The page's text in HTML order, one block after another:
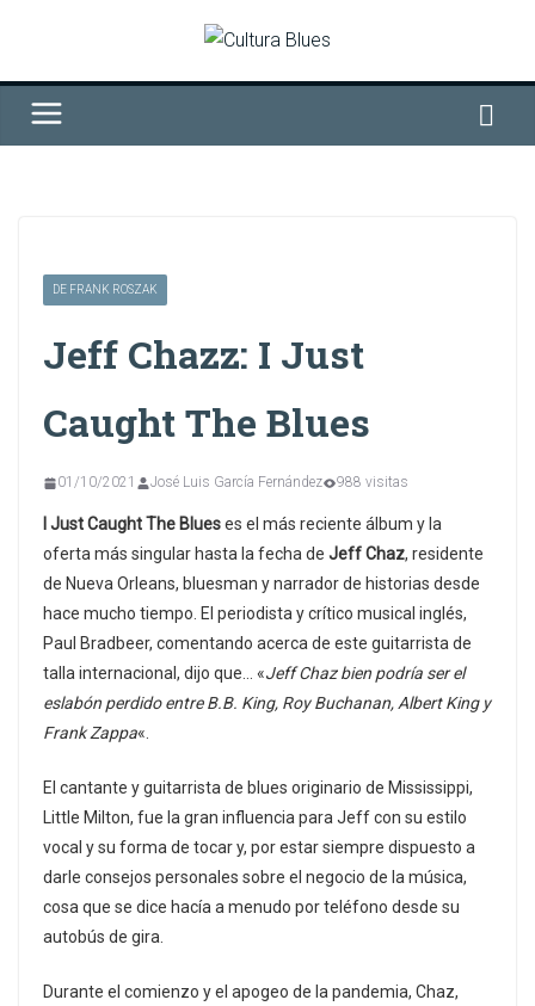
contenido
DE FRANK ROSZAK
Jeff Chazz: I Just
Caught The Blues
01/10/2021 José Luis García Fernández 988 visitas
I Just Caught The Blueses el más reciente álbum y la
oferta más singular hasta la fecha de Jeff Chaz, residente
de Nueva Orleans, bluesman y narrador de historias desde
hace mucho tiempo. El periodista y crítico musical inglés,
Paul Bradbeer, comentando acerca de este guitarrista de
talla internacional, dijo que… «Jeff Chaz bien podría ser el
eslabón perdido entre B.B. King, Roy Buchanan, Albert King y
Frank Zappa«.
El cantante y guitarrista de blues originario de Mississippi,
Little Milton, fue la gran influencia para Jeff con su estilo
vocal y su forma de tocar y, por estar siempre dispuesto a
darle consejos personales sobre el negocio de la música,
cosa que se dice hacía a menudo por teléfono desde su
autobús de gira.
Durante el comienzo y el apogeo de la pandemia, Chaz,